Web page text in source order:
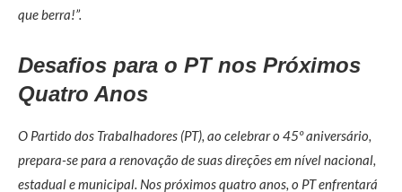
que berra!”.
Desafios para o PT nos Próximos
Quatro Anos
O Partido dos Trabalhadores (PT), ao celebrar o 45º aniversário,
prepara-se para a renovação de suas direções em nível nacional,
estadual e municipal. Nos próximos quatro anos, o PT enfrentará